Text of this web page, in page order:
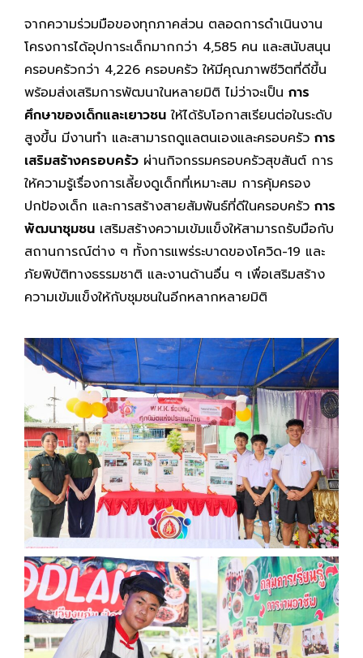
จากความร่วมมือของทุกภาคส่วน ตลอดการดำเนินงาน
โครงการได้อุปการะเด็กมากกว่า 4,585 คน และสนับสนุน
ครอบครัวกว่า 4,226 ครอบครัว ให้มีคุณภาพชีวิตที่ดีขึ้น
พร้อมส่งเสริมการพัฒนาในหลายมิติ ไม่ว่าจะเป็น การ
ศึกษาของเด็กและเยาวชน ให้ได้รับโอกาสเรียนต่อในระดับ
สูงขึ้น มีงานทำ และสามารถดูแลตนเองและครอบครัว การ
เสริมสร้างครอบครัว ผ่านกิจกรรมครอบครัวสุขสันต์ การ
ให้ความรู้เรื่องการเลี้ยงดูเด็กที่เหมาะสม การคุ้มครอง
ปกป้องเด็ก และการสร้างสายสัมพันธ์ที่ดีในครอบครัว การ
พัฒนาชุมชน เสริมสร้างความเข้มแข็งให้สามารถรับมือกับ
สถานการณ์ต่าง ๆ ทั้งการแพร่ระบาดของโควิด-19 และ
ภัยพิบัติทางธรรมชาติ และงานด้านอื่น ๆ เพื่อเสริมสร้าง
ความเข้มแข็งให้กับชุมชนในอีกหลากหลายมิติ